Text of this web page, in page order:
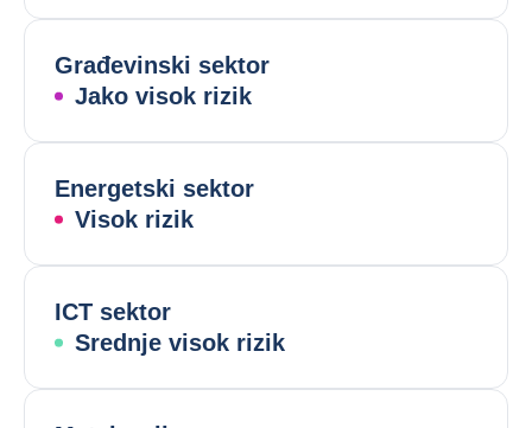
Građevinski sektor
Jako visok rizik
Energetski sektor
Visok rizik
ICT sektor
Srednje visok rizik